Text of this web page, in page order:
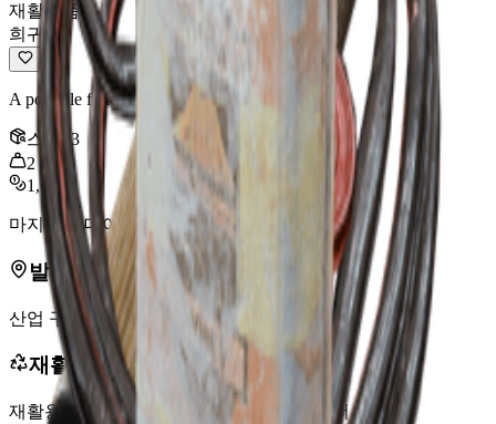
재활용품
희귀
A portable filtration device for purifying water.
스택 3
2kg
1,000
마지막 업데이트 Nov 1, 2025
발견 장소
산업 구역
재활용 시 획득
재활용 시 다음을 획득합니다: 0 레이더 코인